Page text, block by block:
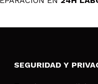
SEGURIDAD Y